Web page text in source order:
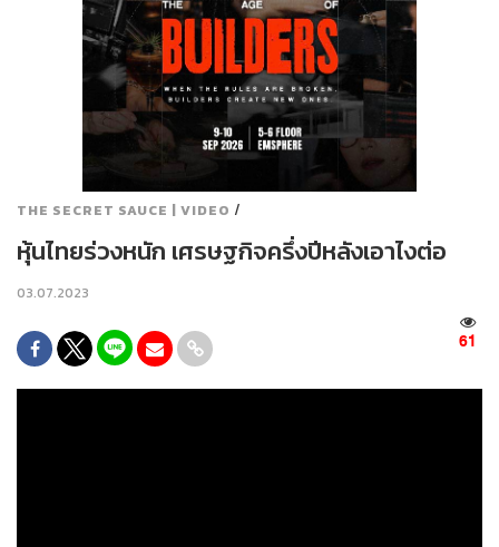
THE SECRET SAUCE | VIDEO /
หุ้นไทยร่วงหนัก เศรษฐกิจครึ่งปีหลังเอาไงต่อ
03.07.2023
61